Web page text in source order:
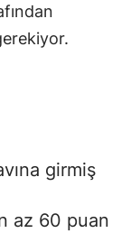
girmiş
az 60 puan